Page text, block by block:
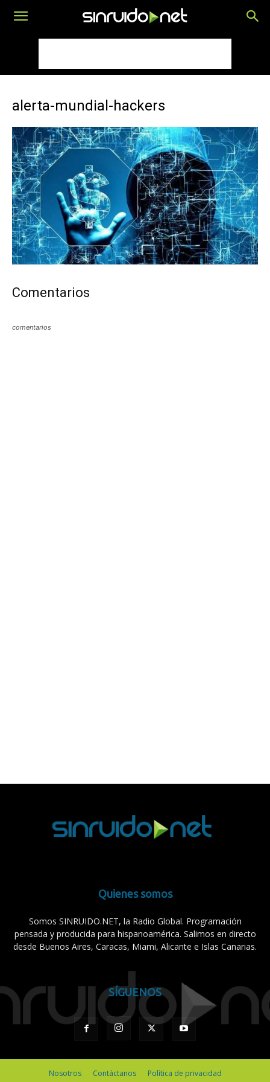
alerta-mundial-hackers
Comentarios
comentarios
Quienes somos
Somos SINRUIDO.NET, la Radio Global. Programación
pensada y producida para hispanoamérica. Salimos en directo
desde Buenos Aires, Caracas, Miami, Alicante e Islas Canarias.
SÍGUENOS
Nosotros Contáctanos Política de privacidad